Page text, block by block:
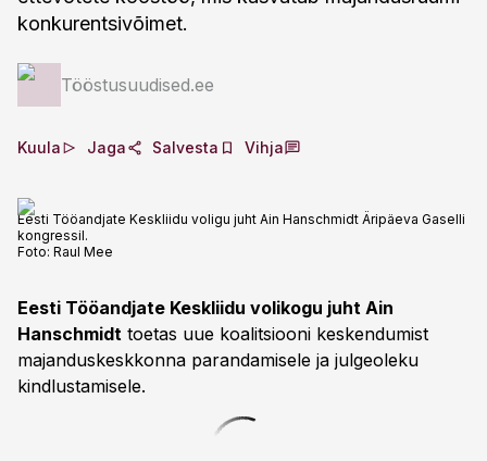
konkurentsivõimet.
Tööstusuudised.ee
Kuula Jaga Salvesta Vihja
Eesti Tööandjate Keskliidu voligu juht Ain Hanschmidt Äripäeva Gaselli
kongressil.
Foto: Raul Mee
Eesti Tööandjate Keskliidu volikogu juht Ain
Hanschmidt toetas uue koalitsiooni keskendumist
majanduskeskkonna parandamisele ja julgeoleku
kindlustamisele.